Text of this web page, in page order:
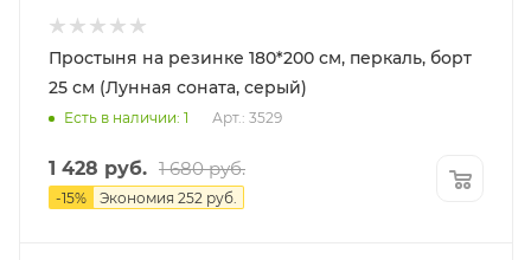
Простыня на резинке 180*200 см, перкаль, борт
25 см (Лунная соната, серый)
Есть в наличии: 1 Арт.: 3529
1 428 руб. 1 680руб.
-15% Экономия 252 руб.